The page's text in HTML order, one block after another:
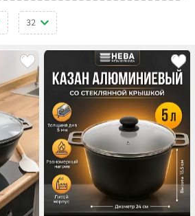
32